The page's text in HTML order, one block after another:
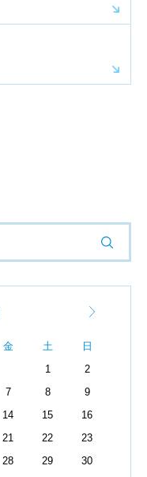
金 土
日
1
2
7 8
9
14 15
16
21 22
23
28 29
30